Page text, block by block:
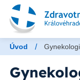
Úvod /